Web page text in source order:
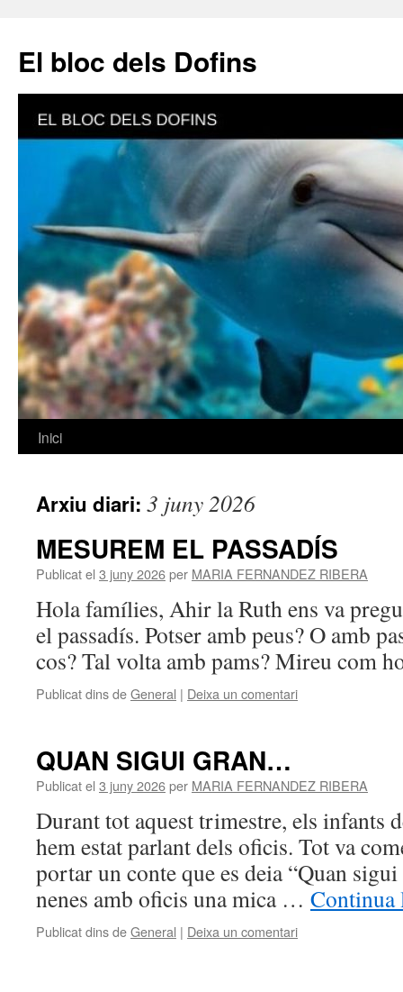
El bloc dels Dofins
Vés
contingut
Inici
Arxiu diari: 3 juny 2026
MESUREM EL PASSADÍS
Publicat el 3 juny 2026per MARIA FERNANDEZ RIBERA
Hola famílies, Ahir la Ruth ens va
el passadís. Potser amb peus? O amb
cos? Tal volta amb pams? Mireu com
Publicat dins deGeneral | Deixa un comentari
QUAN SIGUI GRAN…
Publicat el 3 juny 2026per MARIA FERNANDEZ RIBERA
Durant tot aquest trimestre, els infants
hem estat parlant dels oficis. Tot va
portar un conte que es deia “Quan
nenes amb oficis una mica …
Publicat dins deGeneral | Deixa un comentari